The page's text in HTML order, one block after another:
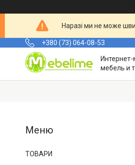
Наразі ми не може
+380 (73) 064-08-53
мебель и
ТОВАРИ